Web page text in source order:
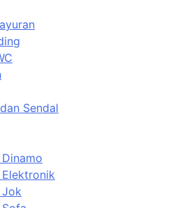
Sendal
Jok